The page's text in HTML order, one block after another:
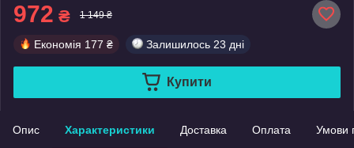
972 ₴ 1 149 ₴
Економія 177 ₴ Залишилось 23 дні
Купити
Опис Характеристики Доставка Оплата Умови